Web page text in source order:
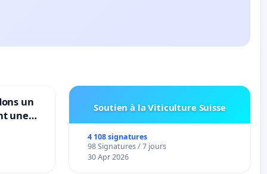
un
une
Soutien à la Viticulture Suisse
4 108 signatures
98 Signatures / 7 jours
30 Apr 2026